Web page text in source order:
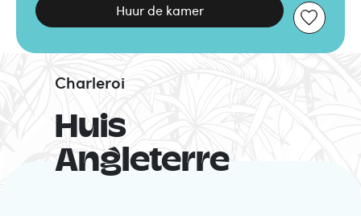
Huur de kamer
Huis
Angleterre
Charleroi